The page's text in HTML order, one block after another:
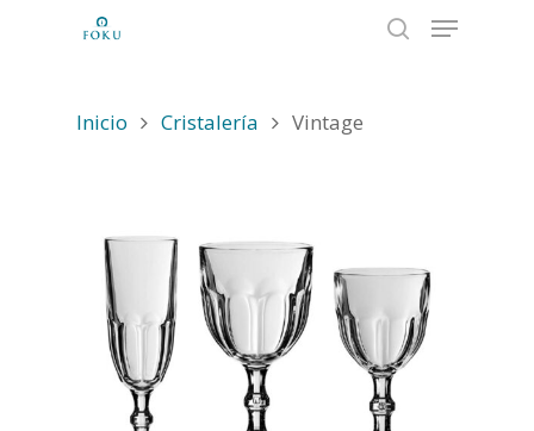
Inicio Cristalería Vintage